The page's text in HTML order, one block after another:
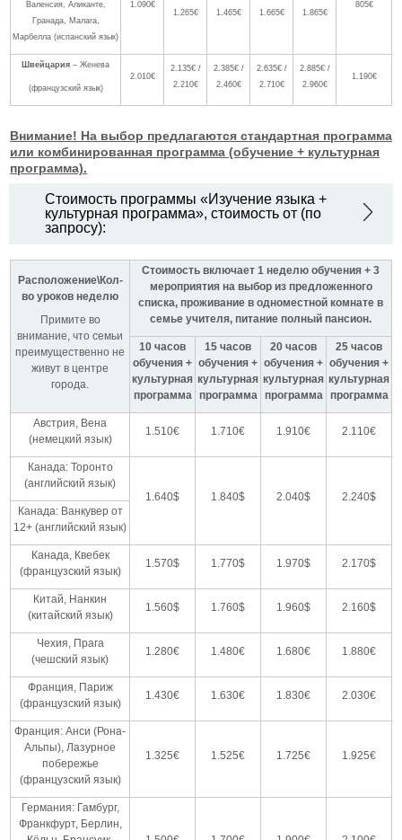
Валенсия, Аликанте,
Гранада, Малага,
Марбелла (испанский язык)
1.090€
1.265€
1.465€
1.665€
1.865€
805€
Швейцария – Женева
(французский язык)
2.010€
2.135€ /
2.210€
2.385€ /
2.460€
2.635€ /
2.710€
2.885€ /
2.960€
1.190€
Внимание! На выбор предлагаются стандартная программа
или комбинированная программа (обучение + культурная
программа).
Стоимость программы «Изучение языка +
культурная программа», стоимость от (по
запросу):
Расположение\Кол-
во уроков неделю
Примите во
внимание, что семьи
преимущественно не
живут в центре
города.
Стоимость включает 1 неделю обучения + 3
мероприятия на выбор из предложенного
списка, проживание в одноместной комнате в
семье учителя, питание полный пансион.
10 часов
обучения +
культурная
программа
15 часов
обучения +
культурная
программа
20 часов
обучения +
культурная
программа
25 часов
обучения +
культурная
программа
Австрия, Вена
(немецкий язык)
1.510€ 1.710€ 1.910€ 2.110€
Канада: Торонто
(английский язык)
1.640$
1.840$ 2.040$
2.240$
Канада: Ванкувер от
12+ (английский язык)
Канада, Квебек
(французский язык)
1.570$ 1.770$ 1.970$ 2.170$
Китай, Нанкин
(китайский язык)
1.560$ 1.760$ 1.960$ 2.160$
Чехия, Прага
(чешский язык)
1.280€ 1.480€ 1.680€ 1.880€
Франция, Париж
(французский язык)
1.430€ 1.630€ 1.830€ 2.030€
Франция: Анси (Рона-
Альпы), Лазурное
побережье
(французский язык)
1.325€ 1.525€ 1.725€ 1.925€
Германия: Гамбург,
Франкфурт, Берлин,